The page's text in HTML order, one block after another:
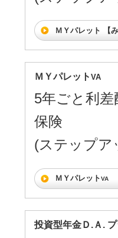
ＭＹパレット 【
ＭＹパレット VA
5年ごと利
保険
(ステップア
ＭＹパレットVA
投資型年金Ｄ.Ａ.